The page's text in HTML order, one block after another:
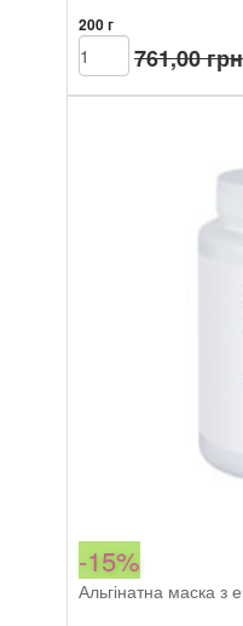
200 г
761,00грн
Beautyhall
ALGO
peel
-15%
Альгінатна маска з